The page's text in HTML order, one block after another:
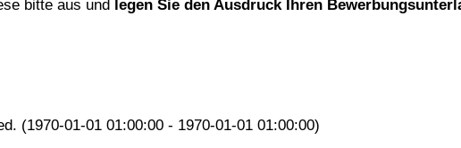
bitte aus und
legen Sie den Ausdruck Ihren
(1970-01-01 01:00:00 - 1970-01-01 01:00:00)